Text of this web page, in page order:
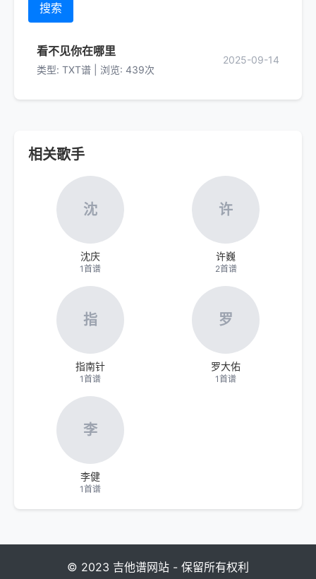
搜索
看不见你在哪里
类型: TXT谱 | 浏览: 439次
2025-09-14
相关歌手
沈
沈庆
1首谱
许
许巍
2首谱
指
指南针
1首谱
罗
罗大佑
1首谱
李
李健
1首谱
© 2023 吉他谱网站 - 保留所有权利